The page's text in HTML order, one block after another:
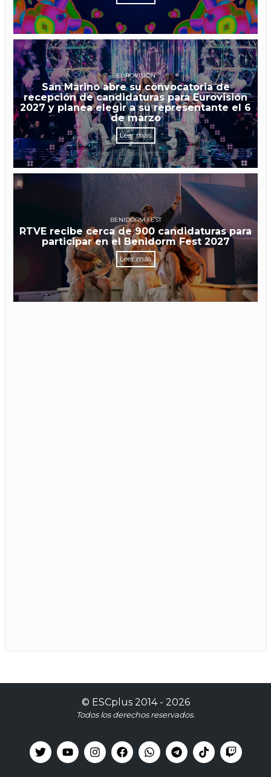
EUROVISIÓN
San Marino abre su convocatoria de
recepción de candidaturas para Eurovisión
2027 y planea elegir a su representante el 6
de marzo
Leer más
BENIDORM FEST
RTVE recibe cerca de 900 candidaturas para
participar en el Benidorm Fest 2027
Leer más
© ESCplus2014 - 2026
Todos los derechos reservados.